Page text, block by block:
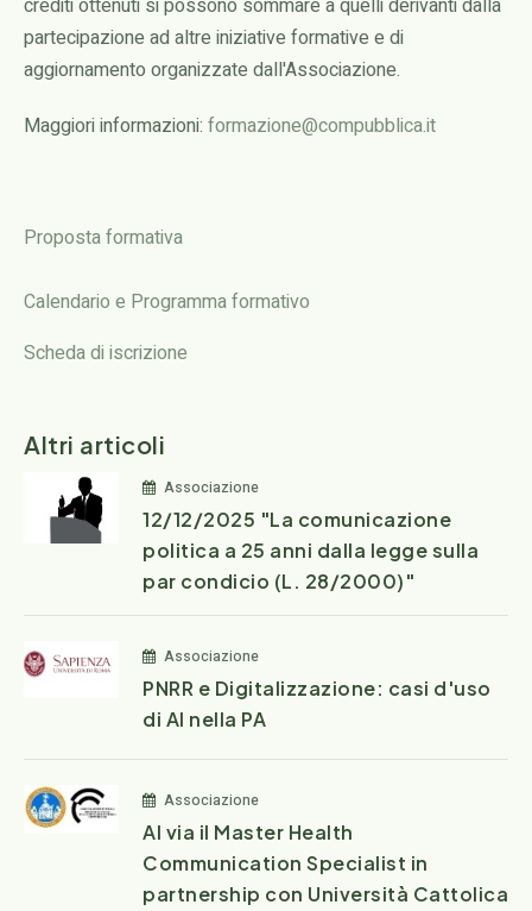
crediti ottenuti si possono sommare a quelli derivanti dalla
partecipazione ad altre iniziative formative e di
aggiornamento organizzate dall'Associazione.
Maggiori informazioni: formazione@compubblica.it
Proposta formativa
Calendario e Programma formativo
Scheda di iscrizione
Altri articoli
Associazione
12/12/2025 "La comunicazione
politica a 25 anni dalla legge sulla
par condicio (L. 28/2000)"
Associazione
PNRR e Digitalizzazione: casi d'uso
di AI nella PA
Associazione
Al via il Master Health
Communication Specialist in
partnership con Università Cattolica